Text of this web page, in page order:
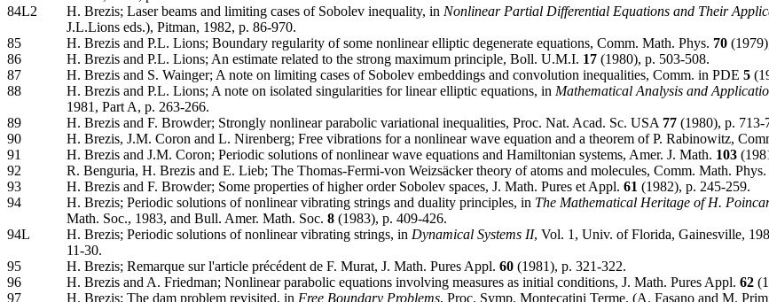
84L2 H. Brezis; Laser beams and limiting cases of Sobolev inequality, in Nonlinear Partial Differential Equations and Their
J.L.Lions eds.), Pitman, 1982, p. 86-970.
85 H. Brezis and P.L. Lions; Boundary regularity of some nonlinear elliptic degenerate equations, Comm. Math. Phys. 70
86
H. Brezis and P.L. Lions; An estimate related to the strong maximum principle, Boll. U.M.I. 17 (1980), p. 503-508.
87
H. Brezis and S. Wainger; A note on limiting cases of Sobolev embeddings and convolution inequalities, Comm. in PDE 5
88
H. Brezis and P.L. Lions; A note on isolated singularities for linear elliptic equations, in Mathematical Analysis and
1981, Part A, p. 263-266.
89 H. Brezis and F. Browder; Strongly nonlinear parabolic variational inequalities, Proc. Nat. Acad. Sc. USA 77 (1980), p. 713-
90
H. Brezis, J.M. Coron and L. Nirenberg; Free vibrations for a nonlinear wave equation and a theorem of P. Rabinowitz,
91
H. Brezis and J.M. Coron; Periodic solutions of nonlinear wave equations and Hamiltonian systems, Amer. J. Math. 103
92
R. Benguria, H. Brezis and E. Lieb; The Thomas-Fermi-von Weizsäcker theory of atoms and molecules, Comm. Math. Phys.
93
H. Brezis and F. Browder; Some properties of higher order Sobolev spaces, J. Math. Pures et Appl. 61 (1982), p. 245-259.
94
H. Brezis; Periodic solutions of nonlinear vibrating strings and duality principles, in The Mathematical Heritage of H.
Math. Soc., 1983, and Bull. Amer. Math. Soc. 8 (1983), p. 409-426.
94L H. Brezis; Periodic solutions of nonlinear vibrating strings, in Dynamical Systems II, Vol. 1, Univ. of Florida, Gainesville,
11-30.
95 H. Brezis; Remarque sur l'article précédent de F. Murat, J. Math. Pures Appl. 60 (1981), p. 321-322.
96
H. Brezis and A. Friedman; Nonlinear parabolic equations involving measures as initial conditions, J. Math. Pures Appl. 62
97
H. Brezis; The dam problem revisited, in Free Boundary Problems, Proc. Symp. Montecatini Terme, (A. Fasano and M.